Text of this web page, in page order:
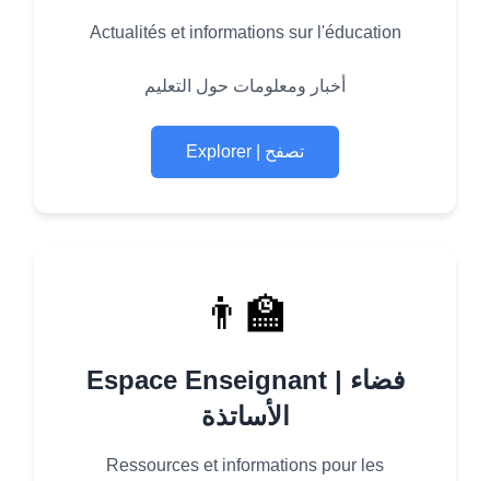
Actualités et informations sur l'éducation
أخبار ومعلومات حول التعليم
Explorer | تصفح
👨‍🏫
Espace Enseignant | فضاء
الأساتذة
Ressources et informations pour les